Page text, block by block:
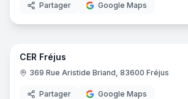
Partager Google Maps
CER Fréjus
369 Rue Aristide Briand, 83600 Fréjus
Partager Google Maps